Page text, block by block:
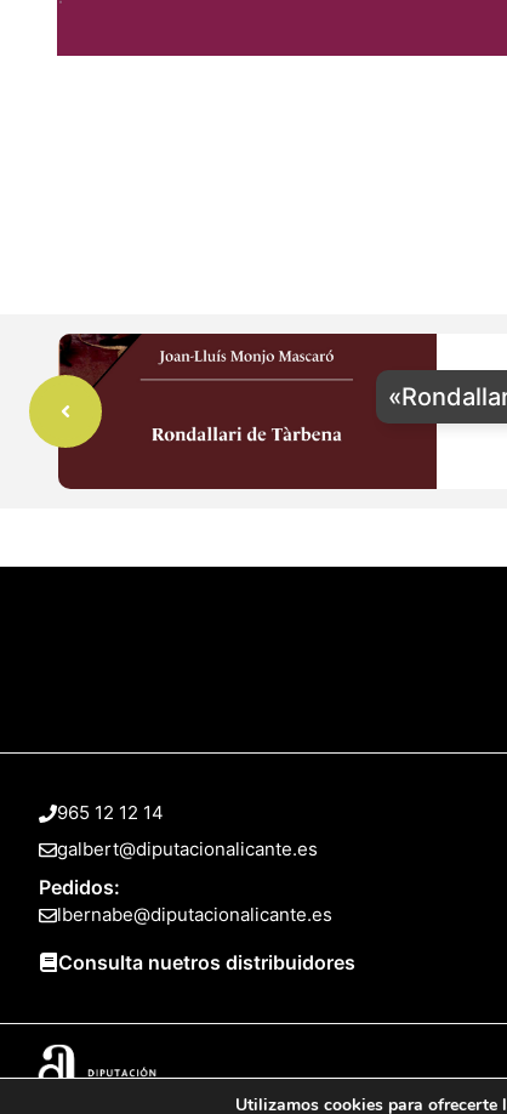
965 12 12 14
galbert@diputacionalicante.es
Pedidos:
lbernabe@diputacionalicante.es
Consulta nuetros distribuidores
© 2025 Web desarrollada por el Servicio de Informática de
Utilizamos cookies para ofrecerte